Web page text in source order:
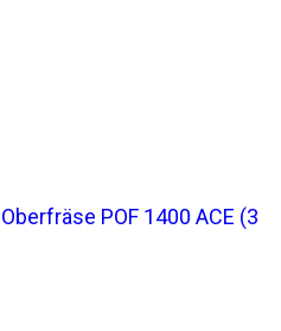
POF 1400 ACE (3